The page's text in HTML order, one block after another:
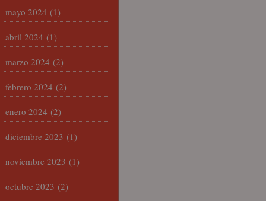
mayo 2024 (1)
abril 2024 (1)
marzo 2024 (2)
febrero 2024 (2)
enero 2024 (2)
diciembre 2023 (1)
noviembre 2023 (1)
octubre 2023 (2)